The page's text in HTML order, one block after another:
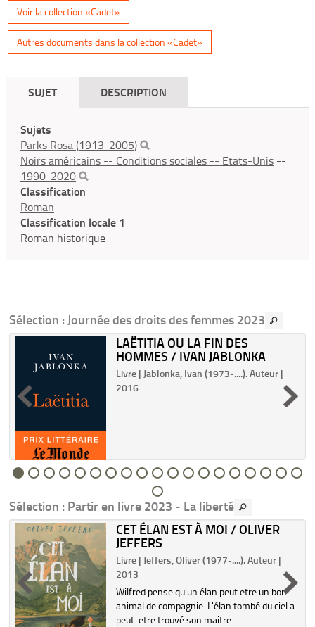
Voir la collection «Cadet»
Autres documents dans la collection «Cadet»
SUJET DESCRIPTION
Sujets
Parks Rosa (1913-2005)
Noirs américains -- Conditions sociales -- Etats-Unis --
1990-2020
Classification
Roman
Classification locale 1
Roman historique
Sélection : Journée des droits des femmes 2023
LAËTITIA OU LA FIN DES
HOMMES / IVAN JABLONKA
Livre | Jablonka, Ivan (1973-....). Auteur |
2016
Sélection : Partir en livre 2023 - La liberté
CET ÉLAN EST À MOI / OLIVER
JEFFERS
Livre | Jeffers, Oliver (1977-....). Auteur |
2013
Wilfred pense qu'un élan peut etre un bon
animal de compagnie. L'élan tombé du ciel a
peut-etre trouvé son maitre.